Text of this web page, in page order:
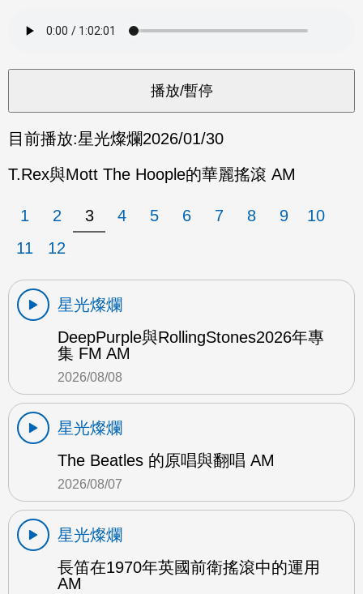
目前播放:星光燦爛2026/01/30
T.Rex與Mott The Hoople的華麗搖滾 AM
1 2 3 4 5 6 7 8 9
10
11
12
星光燦爛
DeepPurple與RollingStones2026年專
集 FM AM
2026/08/08
星光燦爛
The Beatles 的原唱與翻唱 AM
2026/08/07
星光燦爛
長笛在1970年英國前衛搖滾中的運用
AM